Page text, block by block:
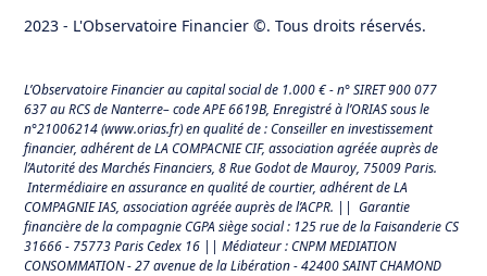
2023 - L'Observatoire Financier ©. Tous droits réservés.
L’Observatoire Financier au capital social de 1.000 € - n° SIRET 900 077
637 au RCS de Nanterre– code APE 6619B, Enregistré à l’ORIAS sous le
n°21006214 (www.orias.fr) en qualité de : Conseiller en investissement
financier, adhérent de LA COMPACNIE CIF, association agréée auprès de
l’Autorité des Marchés Financiers, 8 Rue Godot de Mauroy, 75009 Paris.
Intermédiaire en assurance en qualité de courtier, adhérent de LA
COMPAGNIE IAS, association agréée auprès de l’ACPR. || Garantie
financière de la compagnie CGPA siège social : 125 rue de la Faisanderie CS
31666 - 75773 Paris Cedex 16 || Médiateur : CNPM MEDIATION
CONSOMMATION - 27 avenue de la Libération - 42400 SAINT CHAMOND